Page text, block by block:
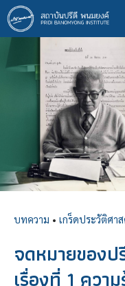
ข้าม
ไป
ยัง
บทความ • เกร็ดประวัติศา
จดหมายของ
เรื่องที่ 1 ควา